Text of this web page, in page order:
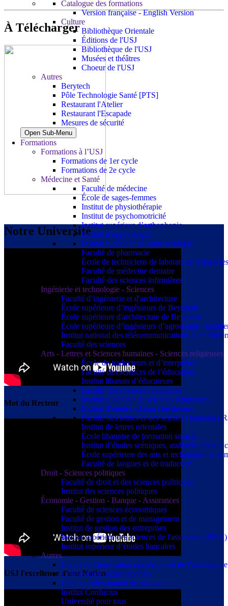
Catalogue des formations
Version française - English Version
Culture
Bibliothèque Orientale
Éditions de l'USJ
Bibliothèque de l'USJ
Musées et théâtres
Choeur de l'USJ
Autres
Berytech
Pôle Technologie Santé [PTS]
Restaurant l'Atelier
Restaurant l'Escapade
Mesures de sécurité
Open Sub-Menu
Formations
Formations à l’USJ
Formations de 1er cycle
Formations de 2e cycle
Médecine et Santé
Faculté de médecine
École de sages-femmes
Institut de physiothérapie
Institut de psychomotricité
Institut supérieur d’orthophonie
Institut d’ergothérapie
Institut supérieur de santé publique
Faculté de pharmacie
École de techniciens de laboratoire
Faculté de médecine dentaire
Faculté des sciences infirmières
Ingénierie et technologie - Sciences
Faculté d’ingénierie et d'architecture
École supérieure d’ingénieurs de Beyrouth
École supérieure d'architecture de Beyrouth
École supérieure d’ingénieurs d’agronomie -
Institut national des télécommunications et de
Faculté des sciences
Arts - Lettres et Sciences humaines - Sciences religieuses
École de traducteurs et d’interprètes
Faculté des sciences de l’éducation
Institut libanais d’éducateurs
Faculté des sciences religieuses
Institut supérieur de sciences religieuses
Institut d’études islamo-chrétiennes
Faculté des lettres et des sciences humaines
Institut de lettres orientales
École libanaise de formation sociale
Institut d’études scéniques, audiovisuelles et
École supérieure des arts et techniques de la
Faculté de langues et de traduction
Droit - Sciences politiques
Faculté de droit et des sciences politiques
Institut des sciences politiques
Économie - Gestion - Banque - Assurances
Faculté de sciences économiques
Faculté de gestion et de management
Institut de gestion des entreprises
Institut supérieur des sciences de l'assurance (ISSA)
Institut supérieur d’études bancaires
Autres
Centre de l'innovation numérique et de
Centre académique japonais
Centre professionnel de médiation
Institut Confucius
Université pour tous
À Télécharger
Notre Université
Mot du Recteur
USJ l'excellence d'une Nation